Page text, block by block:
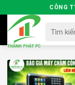
to
content
CÔNG
for: